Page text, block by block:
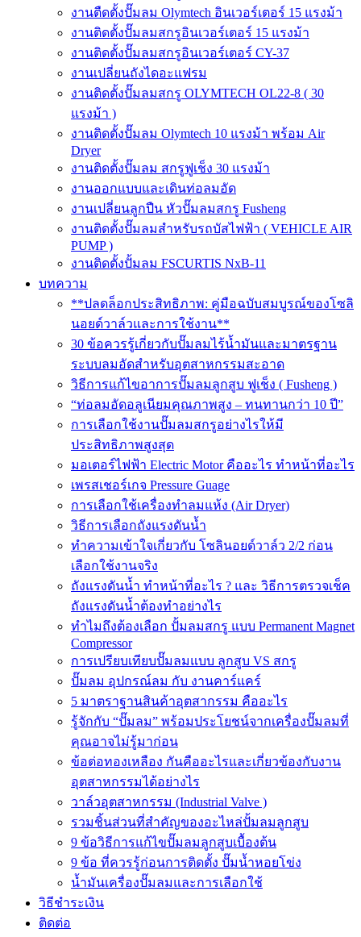
งานตืดตั้งปั๊มลม Olymtech อินเวอร์เตอร์ 15 แรงม้า
งานติดตั้งปั๊มลมสกรูอินเวอร์เตอร์ 15 แรงม้า
งานติดตั้งปั๊มลมสกรูอินเวอร์เตอร์ CY-37
งานเปลี่ยนถังไดอะแฟรม
งานติดตั้งปั๊มลมสกรู OLYMTECH OL22-8 ( 30
แรงม้า )
งานติดตั้งปั๊มลม Olymtech 10 แรงม้า พร้อม Air
Dryer
งานติดตั้งปั๊มลม สกรูฟูเช็ง 30 แรงม้า
งานออกแบบและเดินท่อลมอัด
งานเปลี่ยนลูกปืน หัวปั๊มลมสกรู Fusheng
งานติดตั้งปั๊มลมสำหรับรถบัสไฟฟ้า ( VEHICLE AIR
PUMP )
งานติดตั้งปั้มลม FSCURTIS NxB-11
บทความ
**ปลดล็อกประสิทธิภาพ: คู่มือฉบับสมบูรณ์ของโซลิ
นอยด์วาล์วและการใช้งาน**
30 ข้อควรรู้เกี่ยวกับปั๊มลมไร้น้ำมันและมาตรฐาน
ระบบลมอัดสำหรับอุตสาหกรรมสะอาด
วิธีการแก้ไขอาการปั๊มลมลูกสูบ ฟูเช็ง ( Fusheng )
“ท่อลมอัดอลูเนียมคุณภาพสูง – ทนทานกว่า 10 ปี”
การเลือกใช้งานปั๊มลมสกรูอย่างไรให้มี
ประสิทธิภาพสูงสุด
มอเตอร์ไฟฟ้า Electric Motor คืออะไร ทำหน้าที่อะไร
เพรสเชอร์เกจ Pressure Guage
การเลือกใช้เครื่องทำลมแห้ง (Air Dryer)
วิธีการเลือกถังแรงดันน้ำ
ทำความเข้าใจเกี่ยวกับ โซลินอยด์วาล์ว 2/2 ก่อน
เลือกใช้งานจริง
ถังแรงดันน้ำ ทำหน้าที่อะไร ? และ วิธีการตรวจเช็ค
ถังแรงดันน้ำต้องทำอย่างไร
ทำไมถึงต้องเลือก ปั้มลมสกรู แบบ Permanent Magnet
Compressor
การเปรียบเทียบปั๊มลมแบบ ลูกสูบ VS สกรู
ปั๊มลม อุปกรณ์ลม กับ งานคาร์แคร์
5 มาตราฐานสินค้าอุตสากรรม คืออะไร
รู้จักกับ “ปั๊มลม” พร้อมประโยชน์จากเครื่องปั๊มลมที่
คุณอาจไม่รู้มาก่อน
ข้อต่อทองเหลือง กันคืออะไรและเกี่ยวข้องกับงาน
อุตสาหกรรมได้อย่างไร
วาล์วอุตสาหกรรม (Industrial Valve )
รวมชิ้นส่วนที่สำคัญของอะไหล่ปั้มลมลูกสูบ
9 ข้อวิธีการแก้ไขปั๊มลมลูกสูบเบื้องต้น
9 ข้อ ที่ควรรู้ก่อนการติดตั้ง ปั๊มน้ำหอยโข่ง
น้ำมันเครื่องปั๊มลมและการเลือกใช้
วิธีชำระเงิน
ติดต่อ